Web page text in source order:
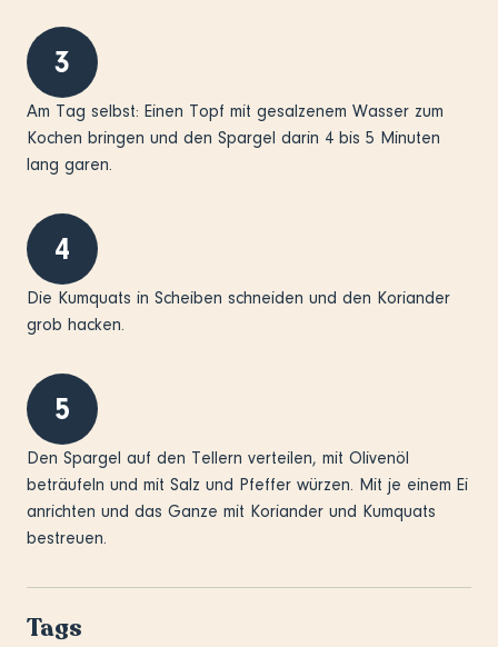
3
Am Tag selbst: Einen Topf mit gesalzenem Wasser zum
Kochen bringen und den Spargel darin 4 bis 5 Minuten
lang garen.
4
Die Kumquats in Scheiben schneiden und den Koriander
grob hacken.
5
Den Spargel auf den Tellern verteilen, mit Olivenöl
beträufeln und mit Salz und Pfeffer würzen. Mit je einem Ei
anrichten und das Ganze mit Koriander und Kumquats
bestreuen.
Tags